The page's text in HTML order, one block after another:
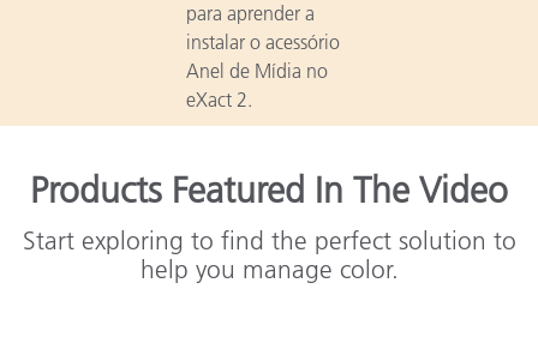
para aprender a
instalar o acessório
Anel de Mídia no
eXact 2.
Products Featured In The Video
Start exploring to find the perfect solution to
help you manage color.